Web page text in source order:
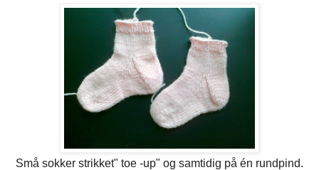
Små sokker strikket" toe -up" og samtidig på én rundpind.